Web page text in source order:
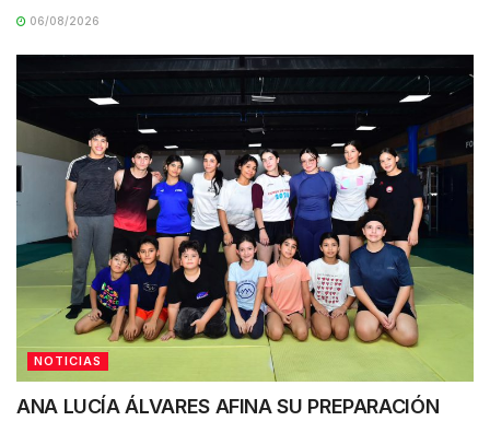
06/08/2026
NOTICIAS
ANA LUCÍA ÁLVARES AFINA SU PREPARACIÓN